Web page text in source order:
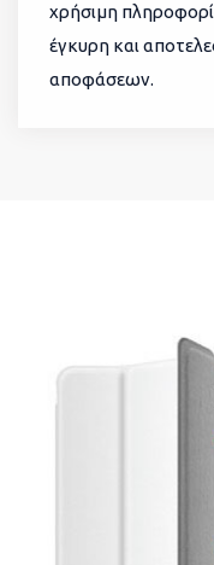
χρήσιμη
έγκυρη και
αποφάσεων.